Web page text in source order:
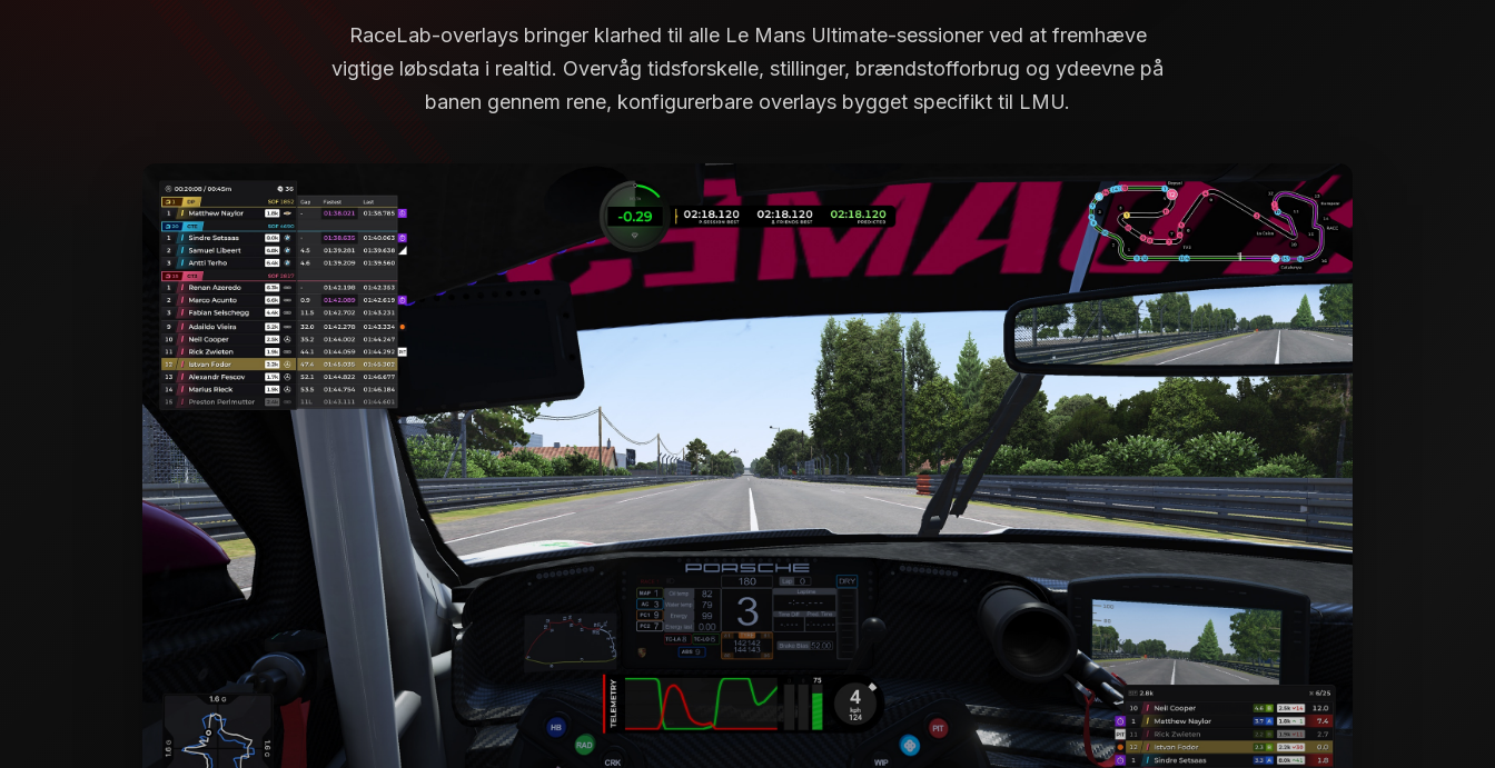
RaceLab-overlays bringer klarhed til alle Le Mans Ultimate-sessioner ved at fremhæve
vigtige løbsdata i realtid. Overvåg tidsforskelle, stillinger, brændstofforbrug og ydeevne på
banen gennem rene, konfigurerbare overlays bygget specifikt til LMU.